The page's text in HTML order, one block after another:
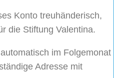
Konto treuhänderisch,
die Stiftung Valentina.
im Folgemonat
Adresse mit